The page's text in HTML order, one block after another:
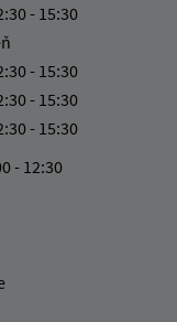
- 15:30
- 15:30
- 15:30
- 15:30
- 12:30